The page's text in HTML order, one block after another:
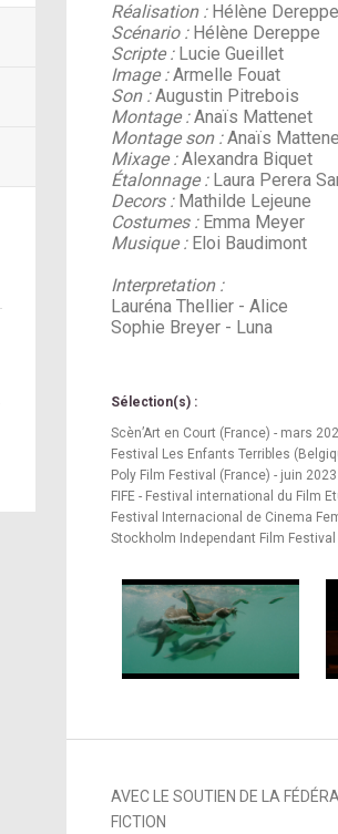
Réalisation :Hélène Dereppe
Scénario :Hélène Dereppe
Scripte :Lucie Gueillet
Image :Armelle Fouat
Son :Augustin Pitrebois
Montage :Anaïs Mattenet
Montage son :Anaïs
Mixage :Alexandra Biquet
Étalonnage :Laura Perera
Decors :Mathilde Lejeune
Costumes :Emma Meyer
Musique :Eloi Baudimont
Interpretation :
Lauréna Thellier - Alice
Sophie Breyer - Luna
Sélection(s) :
Scèn’Art en Court (France) - mars
Festival Les Enfants Terribles
Poly Film Festival (France) - juin 2023
FIFE - Festival international du Film
Festival Internacional de Cinema
Stockholm Independant Film
AVEC LE SOUTIEN DE LA
FICTION